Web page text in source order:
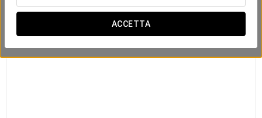
ACCETTA